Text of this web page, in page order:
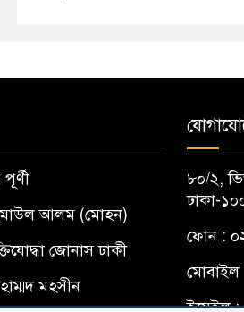
আলম (মোহন)
জোনাস ঢাকী
মহসীন
৮০/২,
ঢাকা-
ফোন :
ইমেইল :